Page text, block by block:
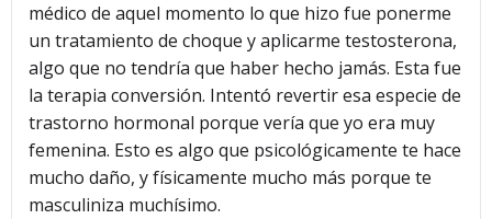
médico de aquel momento lo que hizo fue ponerme
un tratamiento de choque y aplicarme testosterona,
algo que no tendría que haber hecho jamás. Esta fue
la terapia conversión. Intentó revertir esa especie de
trastorno hormonal porque vería que yo era muy
femenina. Esto es algo que psicológicamente te hace
mucho daño, y físicamente mucho más porque te
masculiniza muchísimo.